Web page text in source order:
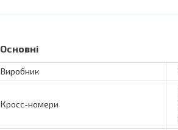
Основні
Виробник
Кросс-номери